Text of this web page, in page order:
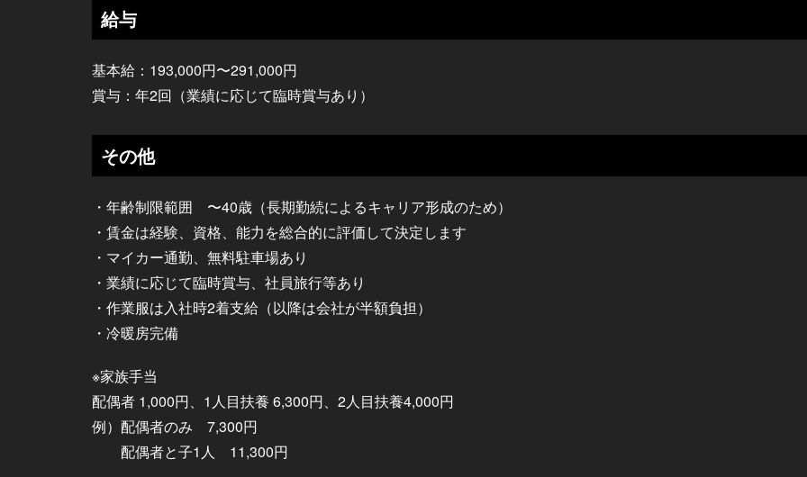
給与
基本給：193,000円〜291,000円
賞与：年2回（業績に応じて臨時賞与あり）
その他
・年齢制限範囲 〜40歳（長期勤続によるキャリア形成のため）
・賃金は経験、資格、能力を総合的に評価して決定します
・マイカー通勤、無料駐車場あり
・業績に応じて臨時賞与、社員旅行等あり
・作業服は入社時2着支給（以降は会社が半額負担）
・冷暖房完備
※家族手当
配偶者 1,000円、1人目扶養 6,300円、2人目扶養4,000円
例）配偶者のみ 7,300円
配偶者と子1人 11,300円